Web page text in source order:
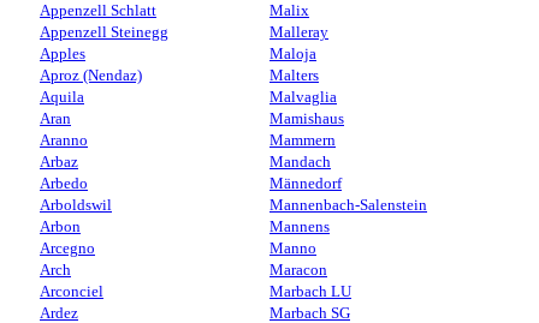
Appenzell Schlatt
Appenzell Steinegg
Apples
Aproz (Nendaz)
Aquila
Aran
Aranno
Arbaz
Arbedo
Arboldswil
Arbon
Arcegno
Arch
Arconciel
Ardez
Malix
Malleray
Maloja
Malters
Malvaglia
Mamishaus
Mammern
Mandach
Männedorf
Mannenbach-Salenstein
Mannens
Manno
Maracon
Marbach LU
Marbach SG